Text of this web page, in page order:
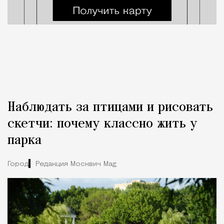
Наблюдать за птицами и рисовать
скетчи: почему классно жить у
парка
Город Редакция Москвич Mag